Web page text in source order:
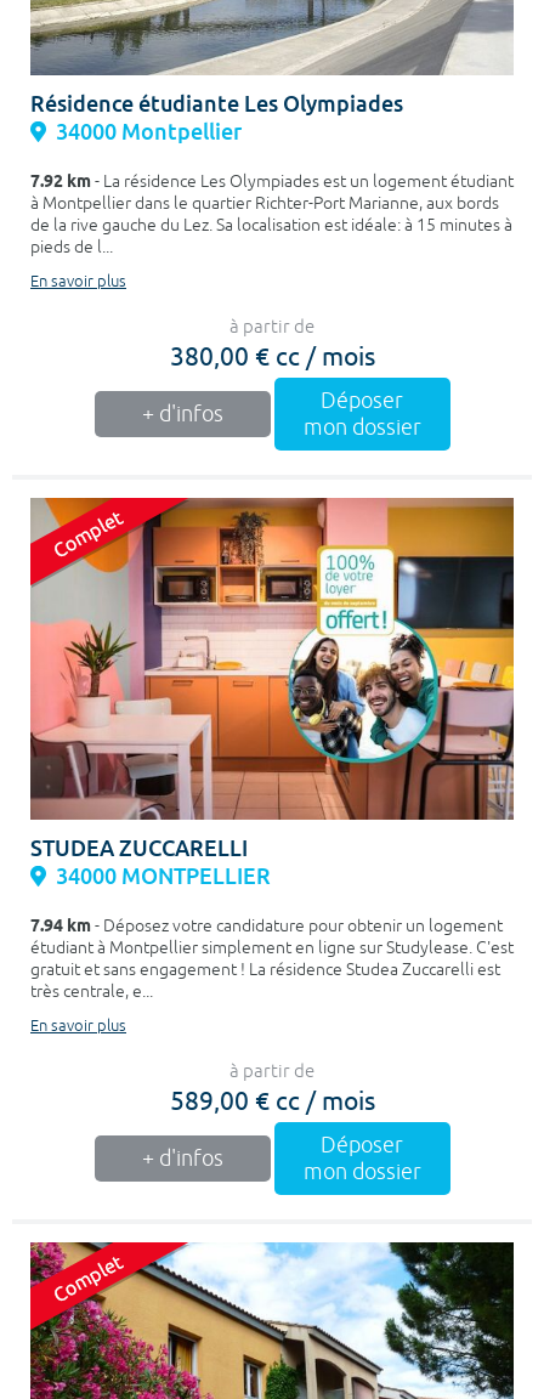
Résidence étudiante Les Olympiades
34000 Montpellier
7.92 km- La résidence Les Olympiades est un logement étudiant
à Montpellier dans le quartier Richter-Port Marianne, aux bords
de la rive gauche du Lez. Sa localisation est idéale: à 15 minutes à
pieds de l...
En savoir plus
à partir de
380,00 € cc / mois
+ d'infos
Déposer
mon dossier
STUDEA ZUCCARELLI
34000 MONTPELLIER
7.94 km- Déposez votre candidature pour obtenir un logement
étudiant à Montpellier simplement en ligne sur Studylease. C'est
gratuit et sans engagement ! La résidence Studea Zuccarelli est
très centrale, e...
En savoir plus
à partir de
589,00 € cc / mois
+ d'infos
Déposer
mon dossier